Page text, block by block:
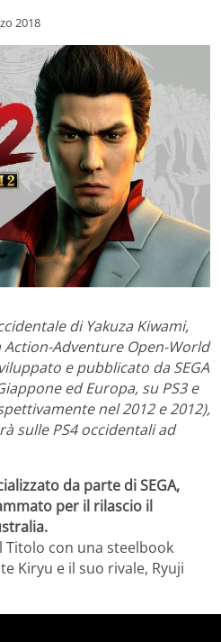
2018
di Yakuza Kiwami,
Adventure Open-World
e pubblicato da SEGA
ed Europa, su PS3 e
nel 2012 e 2012),
sulle PS4 occidentali ad
da parte di SEGA,
per il rilascio il
Titolo con una steelbook
Kiryu e il suo rivale, Ryuji